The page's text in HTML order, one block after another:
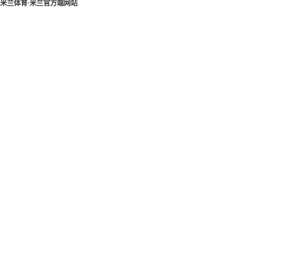
米兰体育·米兰官方端网站